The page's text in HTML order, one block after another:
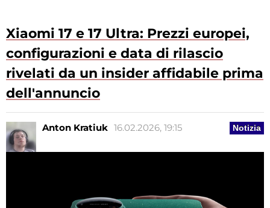
Xiaomi 17 e 17 Ultra: Prezzi europei,
configurazioni e data di rilascio
rivelati da un insider affidabile prima
dell'annuncio
Notizia
Anton Kratiuk 16.02.2026, 19:15